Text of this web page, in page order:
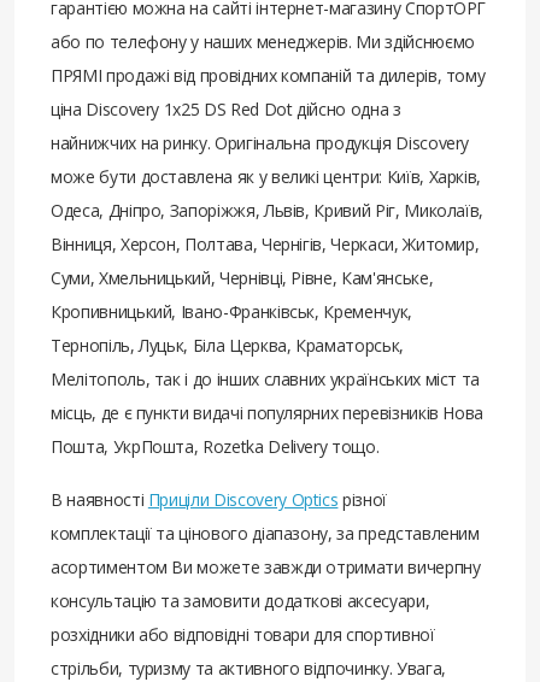
гарантією можна на сайті інтернет-магазину СпортОРГ
або по телефону у наших менеджерів. Ми здійснюємо
ПРЯМІ продажі від провідних компаній та дилерів, тому
ціна Discovery 1x25 DS Red Dot дійсно одна з
найнижчих на ринку. Оригінальна продукція Discovery
може бути доставлена ​​як у великі центри: Київ, Харків,
Одеса, Дніпро, Запоріжжя, Львів, Кривий Ріг, Миколаїв,
Вінниця, Херсон, Полтава, Чернігів, Черкаси, Житомир,
Суми, Хмельницький, Чернівці, Рівне, Кам'янське,
Кропивницький, Івано-Франківськ, Кременчук,
Тернопіль, Луцьк, Біла Церква, Краматорськ,
Мелітополь, так і до інших славних українських міст та
місць, де є пункти видачі популярних перевізників Нова
Пошта, УкрПошта, Rozetka Delivery тощо.
В наявності Приціли Discovery Optics різної
комплектації та цінового діапазону, за представленим
асортиментом Ви можете завжди отримати вичерпну
консультацію та замовити додаткові аксесуари,
розхідники або відповідні товари для спортивної
стрільби, туризму та активного відпочинку. Увага,